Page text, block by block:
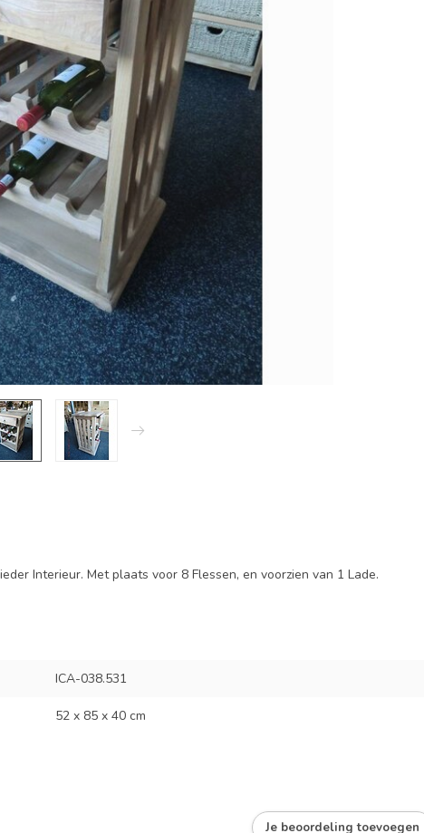
Interieur. Met plaats voor 8 Flessen, en voorzien van 1 Lade.
ICA-038.531
52 x 85 x 40 cm
Je beoordeling toevoegen